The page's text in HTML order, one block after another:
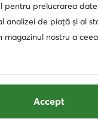
pentru prelucrarea
analizei de piață și al
magazinul nostru a
Accept